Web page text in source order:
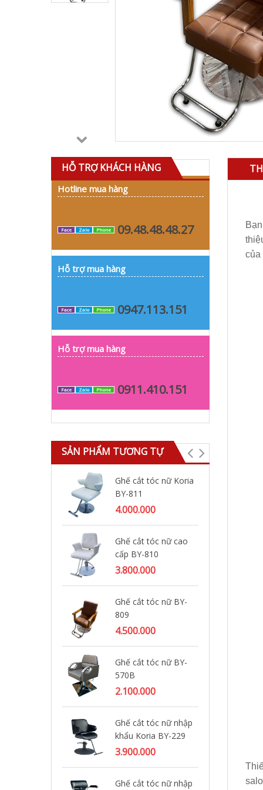
HỖ TRỢ KHÁCH HÀNG
Hotline mua hàng
Face Zalo Phone 09.48.48.48.27
Hỗ trợ mua hàng
Face Zalo Phone 0947.113.151
Hỗ trợ mua hàng
Face Zalo Phone 0911.410.151
SẢN PHẨM TƯƠNG TỰ
Ghế cắt tóc nữ Koria
BY-811
4.000.000
Ghế cắt tóc nữ cao
cấp BY-810
3.800.000
Ghế cắt tóc nữ BY-
809
4.500.000
Ghế cắt tóc nữ BY-
570B
2.100.000
Ghế cắt tóc nữ nhập
khẩu Koria BY-229
3.900.000
Ghế cắt tóc nữ nhập
của